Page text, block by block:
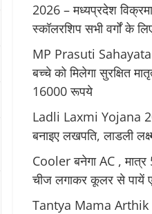
2026 – मध्‍यप्रदेश
स्‍कॉलरशिप सभी वर्गों के
MP Prasuti
बच्चे को मिलेगा सुरक्षित
16000 रूपये
Ladli Laxmi Yojana
बनाइए लखपति, लाडली
Cooler बनेगा AC ,
चीज लगाकर कूलर से पायें
Tantya Mama Arthik